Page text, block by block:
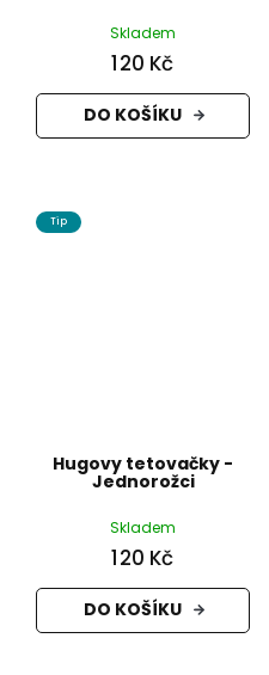
Skladem
120 Kč
DO KOŠÍKU
Tip
Hugovy tetovačky -
Jednorožci
Skladem
120 Kč
DO KOŠÍKU